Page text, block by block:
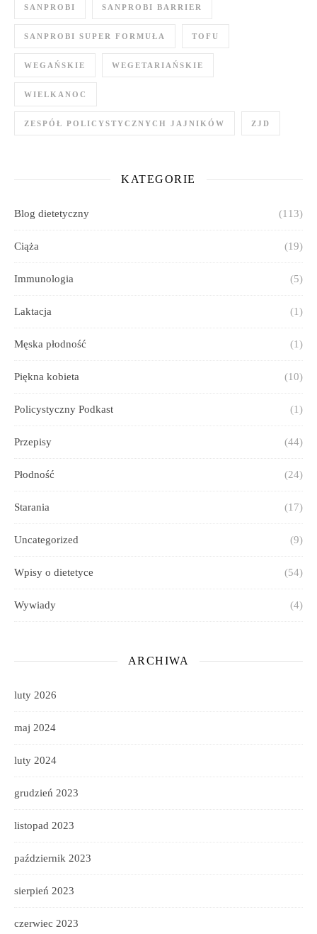
SANPROBI SANPROBI BARRIER
SANPROBI SUPER FORMUŁA TOFU
WEGAŃSKIE WEGETARIAŃSKIE
WIELKANOC
ZESPÓŁ POLICYSTYCZNYCH JAJNIKÓW ZJD
KATEGORIE
Blog dietetyczny (113)
Ciąża (19)
Immunologia (5)
Laktacja (1)
Męska płodność (1)
Piękna kobieta (10)
Policystyczny Podkast (1)
Przepisy (44)
Płodność (24)
Starania (17)
Uncategorized (9)
Wpisy o dietetyce (54)
Wywiady (4)
ARCHIWA
luty 2026
maj 2024
luty 2024
grudzień 2023
listopad 2023
październik 2023
sierpień 2023
czerwiec 2023